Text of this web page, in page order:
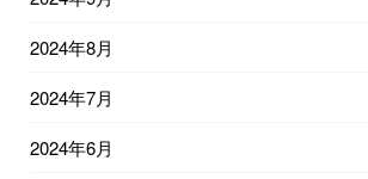
2024年8月
2024年7月
2024年6月